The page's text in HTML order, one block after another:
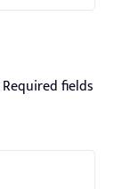
Required fields